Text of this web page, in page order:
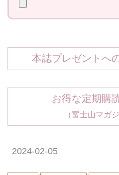
本誌プレゼントへ
お得な定期購
（富士山マガジ
2024-02-05